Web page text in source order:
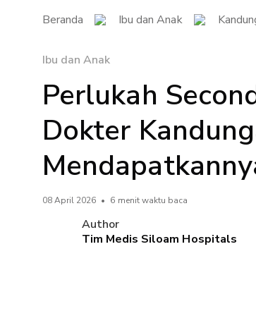
Beranda Ibu dan Anak
Ibu dan Anak
Perlukah
Dokter
08 April 2026 • 6 menit waktu baca
Author
Tim Medis Siloam Hospitals